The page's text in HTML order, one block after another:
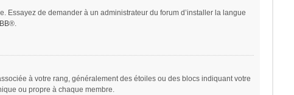
Essayez de demander à un administrateur du forum d’installer la langue
®.
à votre rang, généralement des étoiles ou des blocs indiquant votre
ou propre à chaque membre.